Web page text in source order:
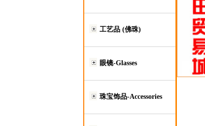
工艺品 (佛珠)
眼镜-Glasses
珠宝饰品-Accessories